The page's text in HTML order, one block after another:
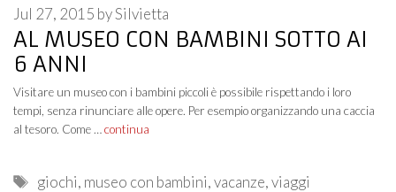
AL MUSEO CON BAMBINI SOTTO AI
6 ANNI
Jul 27, 2015 bySilvietta
Visitare un museo con i bambini piccoli è possibile rispettando i loro
tempi, senza rinunciare alle opere. Per esempio organizzando una caccia
al tesoro. Come … continua
Tags
giochi, museo con bambini,vacanze,viaggi